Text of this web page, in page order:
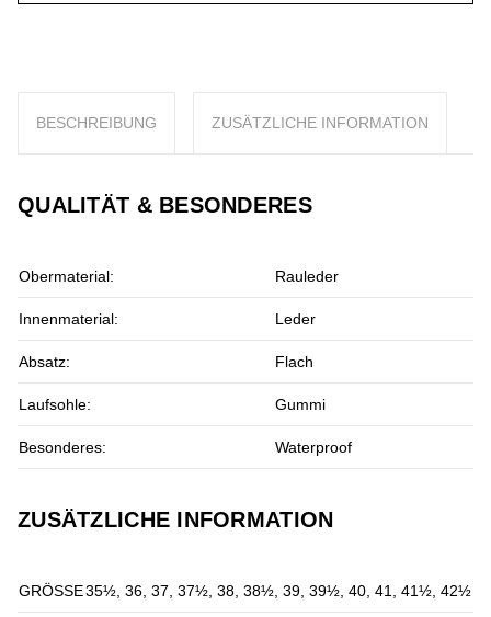
BESCHREIBUNG ZUSÄTZLICHE INFORMATION
QUALITÄT & BESONDERES
Obermaterial: Rauleder
Innenmaterial: Leder
Absatz: Flach
Laufsohle: Gummi
Besonderes: Waterproof
ZUSÄTZLICHE INFORMATION
GRÖSSE35½, 36, 37, 37½, 38, 38½, 39, 39½, 40, 41, 41½, 42½